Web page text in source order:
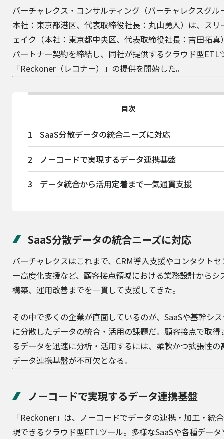
バーチャレクス・コンサルティング （バーチャレクスグル
本社：東京都港区、代表取締役社長：丸山勇人）は、 スリ
ェイク （本社：東京都中央区、代表取締役社長：吉田拓真
パートナー契約を締結し、同社が提供するクラウド型ETL
「Reckoner（レコナー）」の提供を開始した。
目次
1 SaaS分散データの統合ニーズに対応
2 ノーコードで実現するデータ連携基盤
3 データ統合から活用定着まで一気通貫支援
SaaS分散データの統合ニーズに対応
バーチャレクスはこれまで、CRM導入支援やコンタクト
ー高度化支援など、顧客接点領域における業務設計からシ
構築、運用改善までを一貫して支援してきた。
その中で多くの企業が直面しているのが、SaaSや基幹シ
に分散したデータの統合・活用の課題だ。顧客接点で取得
るデータを迅速に分析・活用するには、柔軟かつ拡張性の
データ連携基盤が不可欠となる。
ノーコードで実現するデータ連携基盤
「Reckoner」は、ノーコードでデータの連携・加工・統
現できるクラウド型ETLツール。多様なSaaSや各種デー